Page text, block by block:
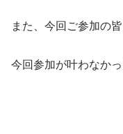
また、今回ご参加の
今回参加が叶わなか